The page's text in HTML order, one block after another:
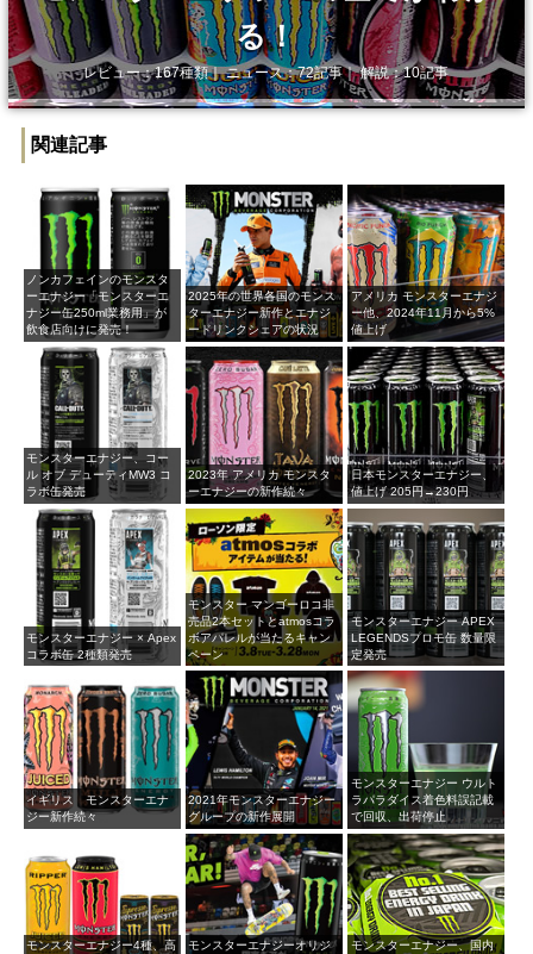
る！
レビュー：167種類｜ ニュース：72記事｜ 解説：10記事
関連記事
ノンカフェインのモンスタ
ーエナジー「モンスターエ
ナジー缶250ml業務用」が
飲食店向けに発売！
2025年の世界各国のモンス
ターエナジー新作とエナジ
ードリンクシェアの状況
アメリカ モンスターエナジ
ー他、2024年11月から5%
値上げ
モンスターエナジー、コー
ル オブ デューティMW3 コ
ラボ缶発売
2023年 アメリカ モンスタ
ーエナジーの新作続々
日本モンスターエナジー、
値上げ 205円→230円
モンスターエナジー × Apex
コラボ缶 2種類発売
モンスター マンゴーロコ非
売品2本セットとatmosコラ
ボアパレルが当たるキャン
ペーン
モンスターエナジー APEX
LEGENDSプロモ缶 数量限
定発売
イギリス モンスターエナ
ジー新作続々
2021年モンスターエナジー
グループの新作展開
モンスターエナジー ウルト
ラパラダイス着色料誤記載
で回収、出荷停止
モンスターエナジー4種、高
モンスターエナジーオリジ
モンスターエナジー、国内